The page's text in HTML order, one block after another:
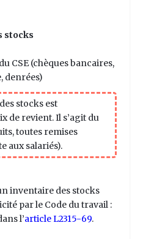
stocks
CSE (chèques bancaires,
denrées)
stocks est
de revient. Il s’agit du
toutes remises
aux salariés).
inventaire des stocks
par le Code du travail :
l’article L2315-69.